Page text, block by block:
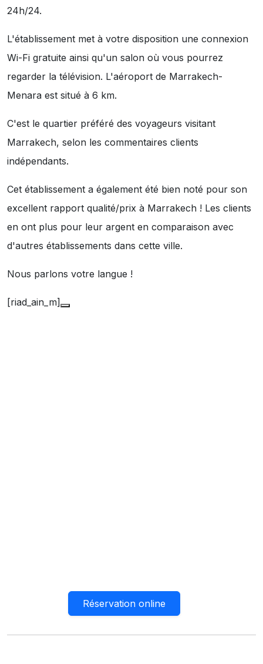
24h/24.
L'établissement met à votre disposition une connexion
Wi-Fi gratuite ainsi qu'un salon où vous pourrez
regarder la télévision. L'aéroport de Marrakech-
Menara est situé à 6 km.
C'est le quartier préféré des voyageurs visitant
Marrakech, selon les commentaires clients
indépendants.
Cet établissement a également été bien noté pour son
excellent rapport qualité/prix à Marrakech ! Les clients
en ont plus pour leur argent en comparaison avec
d'autres établissements dans cette ville.
Nous parlons votre langue !
[riad_ain_m]
Réservation online